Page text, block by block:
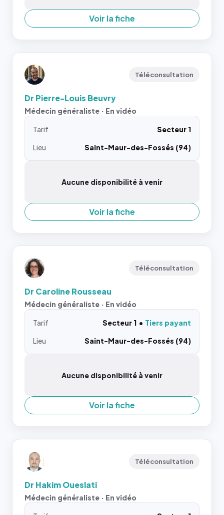
Voir la fiche
Téléconsultation
Dr Pierre-Louis Beuvry
Médecin généraliste · En vidéo
Tarif
Secteur 1
Lieu
Saint-Maur-des-Fossés (94)
Aucune disponibilité à venir
Voir la fiche
Téléconsultation
Dr Caroline Rousseau
Médecin généraliste · En vidéo
Tarif Secteur 1
Tiers payant
Lieu
Saint-Maur-des-Fossés (94)
Aucune disponibilité à venir
Voir la fiche
Téléconsultation
Dr Hakim Oueslati
Médecin généraliste · En vidéo